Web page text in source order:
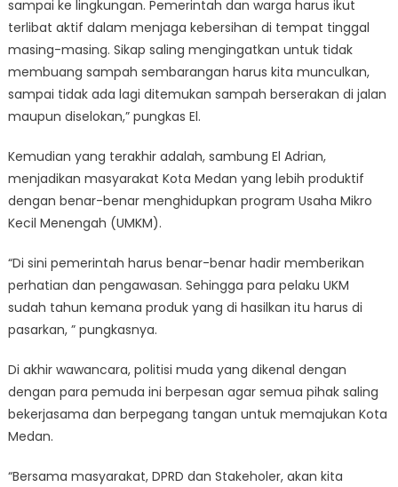
sampai ke lingkungan. Pemerintah dan warga harus ikut
terlibat aktif dalam menjaga kebersihan di tempat tinggal
masing-masing. Sikap saling mengingatkan untuk tidak
membuang sampah sembarangan harus kita munculkan,
sampai tidak ada lagi ditemukan sampah berserakan di jalan
maupun diselokan,” pungkas El.
Kemudian yang terakhir adalah, sambung El Adrian,
menjadikan masyarakat Kota Medan yang lebih produktif
dengan benar-benar menghidupkan program Usaha Mikro
Kecil Menengah (UMKM).
“Di sini pemerintah harus benar-benar hadir memberikan
perhatian dan pengawasan. Sehingga para pelaku UKM
sudah tahun kemana produk yang di hasilkan itu harus di
pasarkan, ” pungkasnya.
Di akhir wawancara, politisi muda yang dikenal dengan
dengan para pemuda ini berpesan agar semua pihak saling
bekerjasama dan berpegang tangan untuk memajukan Kota
Medan.
“Bersama masyarakat, DPRD dan Stakeholer, akan kita